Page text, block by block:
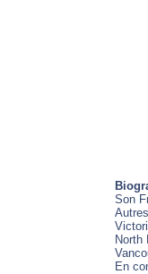
Son
North
En